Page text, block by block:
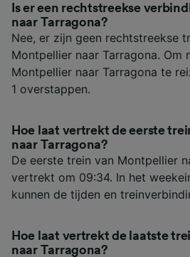
Is er een rechtstreekse
naar Tarragona?
Nee, er zijn geen rechtstreekse
Montpellier naar Tarragona. Om
Montpellier naar Tarragona te
1 overstappen.
Hoe laat vertrekt de eerste
naar Tarragona?
De eerste trein van Montpellier
vertrekt om 09:34. In het
kunnen de tijden en
Hoe laat vertrekt de laatste
naar Tarragona?